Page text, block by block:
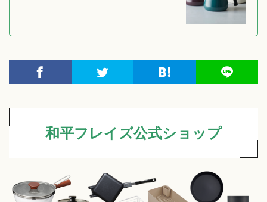
和平フレイズ公式ショップ